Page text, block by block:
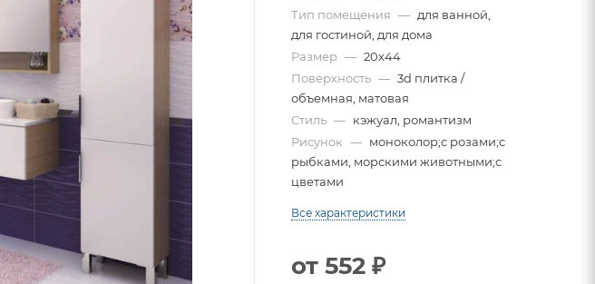
Тип помещения — для ванной,
для гостиной, для дома
Размер — 20x44
Поверхность — 3d плитка /
объемная, матовая
Стиль — кэжуал, романтизм
Рисунок — моноколор;с розами;с
рыбками, морскими животными;с
цветами
Все характеристики
от 552 ₽